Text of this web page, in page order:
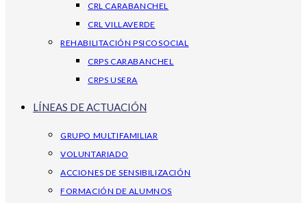
CRL CARABANCHEL
CRL VILLAVERDE
REHABILITACIÓN PSICOSOCIAL
CRPS CARABANCHEL
CRPS USERA
LÍNEAS DE ACTUACIÓN
GRUPO MULTIFAMILIAR
VOLUNTARIADO
ACCIONES DE SENSIBILIZACIÓN
FORMACIÓN DE ALUMNOS